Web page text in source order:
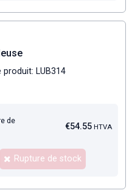
produit: LUB314
€54.55 HTVA
de
Rupture de stock